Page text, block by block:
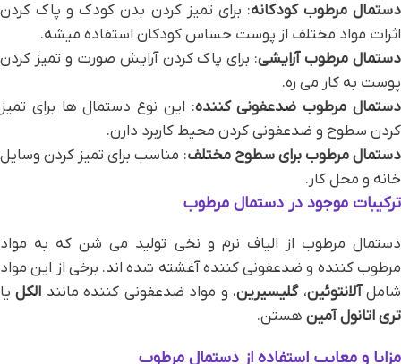
دستمال مرطوب کودکانه: برای تمیز کردن بدن کودک و پاک کردن
اثرات مواد مختلف از پوست حساس کودکان استفاده میشه.
دستمال مرطوب آرایشی: برای پاک کردن آرایش صورت و تمیز کردن
پوست به کار می ره.
دستمال مرطوب ضدعفونی‌ کننده: این نوع دستمال‌ ها برای تمیز
کردن سطوح و ضدعفونی کردن محیط کاربرد دارن.
دستمال مرطوب برای سطوح مختلف: مناسب برای تمیز کردن وسایل
خانه و محل کار.
ترکیبات موجود در دستمال مرطوب
دستمال مرطوب از الیاف نرم و نخی تولید می‌ شن که به مواد
مرطوب‌ کننده و ضدعفونی‌ کننده آغشته شده‌ اند. برخی از این مواد
شاملآلانتوئین،گلیسیرین، و مواد ضدعفونی‌ کننده مانند الکلیا
تری اتانول آمین هستن.
مزایا و معایب استفاده از دستمال مرطوب